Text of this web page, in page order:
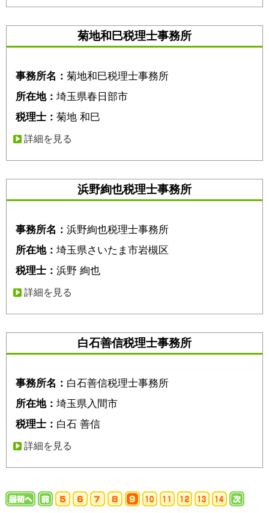
菊地和巳税理士事務所
事務所名： 菊地和巳税理士事務所
所在地： 埼玉県春日部市
税理士： 菊地 和巳
詳細を見る
浜野絢也税理士事務所
事務所名： 浜野絢也税理士事務所
所在地： 埼玉県さいたま市岩槻区
税理士： 浜野 絢也
詳細を見る
白石善信税理士事務所
事務所名： 白石善信税理士事務所
所在地： 埼玉県入間市
税理士： 白石 善信
詳細を見る